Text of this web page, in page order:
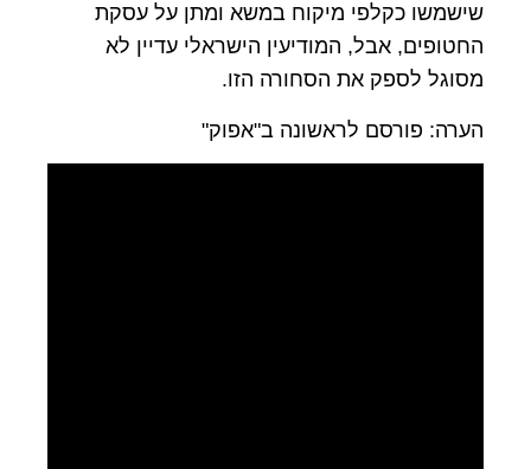
שישמשו כקלפי מיקוח במשא ומתן על עסקת
החטופים, אבל, המודיעין הישראלי עדיין לא
מסוגל לספק את הסחורה הזו.
הערה: פורסם לראשונה ב"אפוק"